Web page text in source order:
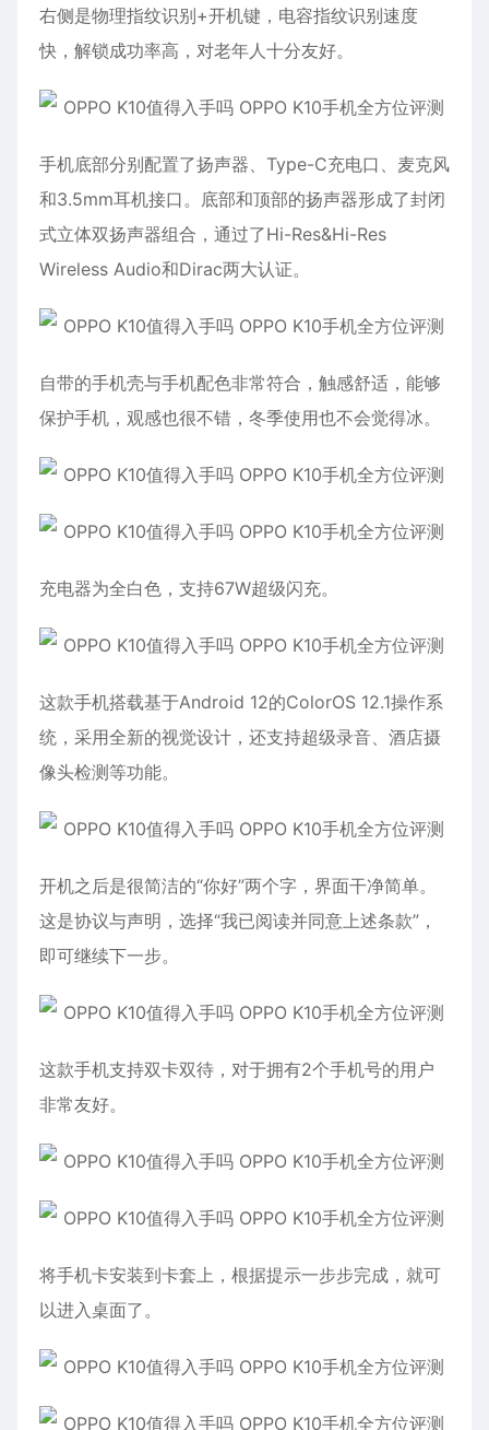
右侧是物理指纹识别+开机键，电容指纹识别速度
快，解锁成功率高，对老年人十分友好。
手机底部分别配置了扬声器、Type-C充电口、麦克风
和3.5mm耳机接口。底部和顶部的扬声器形成了封闭
式立体双扬声器组合，通过了Hi-Res&Hi-Res
Wireless Audio和Dirac两大认证。
自带的手机壳与手机配色非常符合，触感舒适，能够
保护手机，观感也很不错，冬季使用也不会觉得冰。
充电器为全白色，支持67W超级闪充。
这款手机搭载基于Android 12的ColorOS 12.1操作系
统，采用全新的视觉设计，还支持超级录音、酒店摄
像头检测等功能。
开机之后是很简洁的“你好”两个字，界面干净简单。
这是协议与声明，选择“我已阅读并同意上述条款”，
即可继续下一步。
这款手机支持双卡双待，对于拥有2个手机号的用户
非常友好。
将手机卡安装到卡套上，根据提示一步步完成，就可
以进入桌面了。